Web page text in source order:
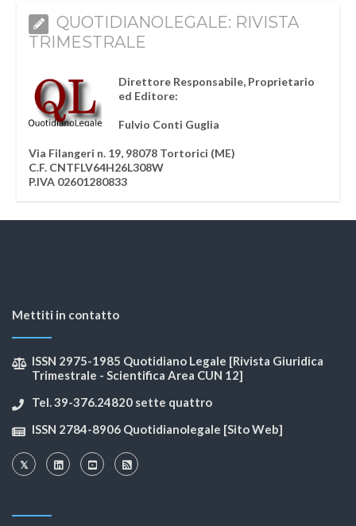
QUOTIDIANOLEGALE: RIVISTA
TRIMESTRALE
Direttore Responsabile, Proprietario
ed Editore:
Fulvio Conti Guglia
Via Filangeri n. 19, 98078 Tortorici (ME)
C.F. CNTFLV64H26L308W
P.IVA 02601280833
Mettiti in contatto
ISSN 2975-1985 Quotidiano Legale [Rivista Giuridica
Trimestrale - Scientifica Area CUN 12]
Tel. 39-376.24820 sette quattro
ISSN 2784-8906 Quotidianolegale [Sito Web]